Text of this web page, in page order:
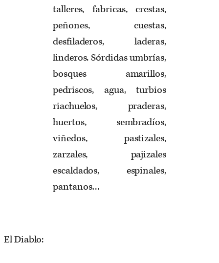
talleres, fabricas, crestas,
peñones, cuestas,
desfiladeros, laderas,
linderos. Sórdidas umbrías,
bosques amarillos,
pedriscos, agua, turbios
riachuelos, praderas,
huertos, sembradíos,
viñedos, pastizales,
zarzales, pajizales
escaldados, espinales,
pantanos…
El Diablo: